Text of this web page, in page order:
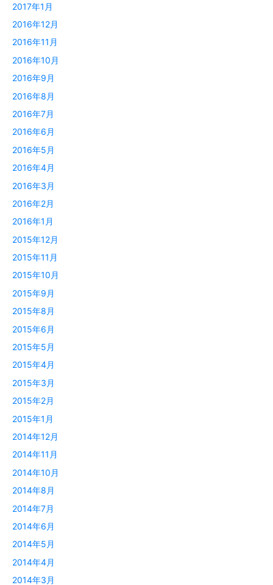
2017年1月
2016年12月
2016年11月
2016年10月
2016年9月
2016年8月
2016年7月
2016年6月
2016年5月
2016年4月
2016年3月
2016年2月
2016年1月
2015年12月
2015年11月
2015年10月
2015年9月
2015年8月
2015年6月
2015年5月
2015年4月
2015年3月
2015年2月
2015年1月
2014年12月
2014年11月
2014年10月
2014年8月
2014年7月
2014年6月
2014年5月
2014年4月
2014年3月